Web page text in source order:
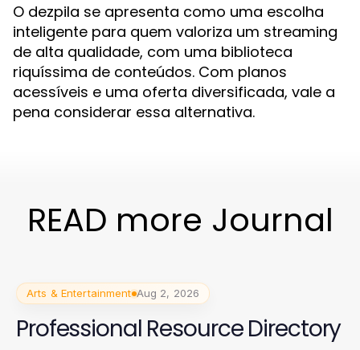
O dezpila se apresenta como uma escolha
inteligente para quem valoriza um streaming
de alta qualidade, com uma biblioteca
riquíssima de conteúdos. Com planos
acessíveis e uma oferta diversificada, vale a
pena considerar essa alternativa.
READ more Journal
Arts & Entertainment Aug 2, 2026
Professional Resource Directory